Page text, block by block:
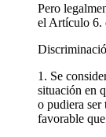
Pero
el Artículo 6.
1. Se
situación en
o pudiera ser
favorable